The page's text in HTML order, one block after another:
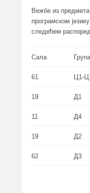
Вежбе из
програмском
следећем
Сала Група
61 Ц1-
19 Д1
11 Д4
19 Д2
62 Д3